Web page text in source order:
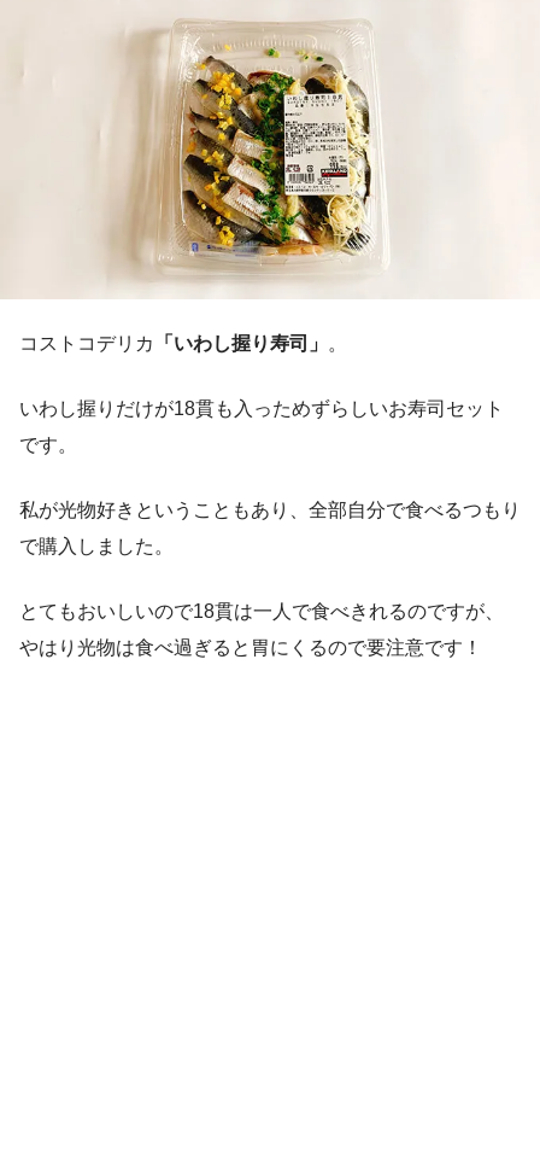
コストコデリカ 「いわし握り寿司」 。
いわし握りだけが18貫も入っためずらしいお寿司セット
です。
私が光物好きということもあり、全部自分で食べるつもり
で購入しました。
とてもおいしいので18貫は一人で食べきれるのですが、
やはり光物は食べ過ぎると胃にくるので要注意です！